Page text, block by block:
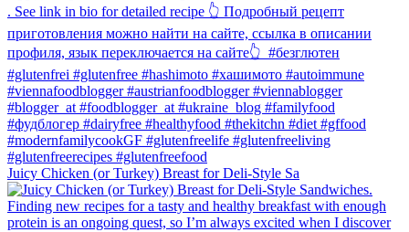
Juicy Chicken (or Turkey) Breast for Deli-Style Sa